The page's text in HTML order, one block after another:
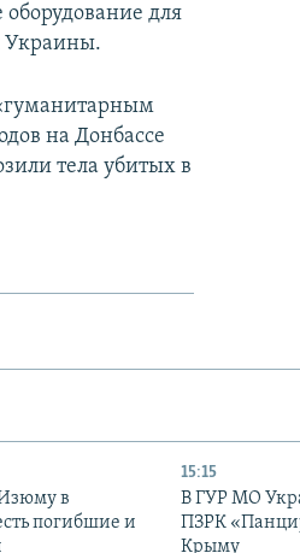
для
Украины.
на Донбассе
тела убитых в
в
погибшие и
15:15
В ГУР МО
ПЗРК
Крыму